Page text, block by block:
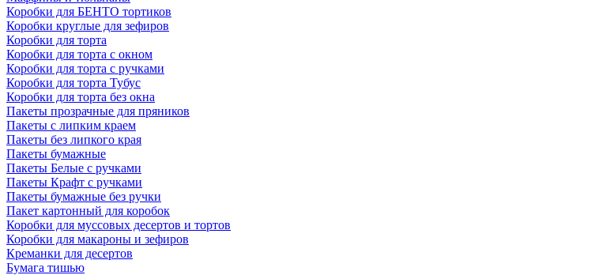
Коробки для БЕНТО тортиков
Коробки круглые для зефиров
Коробки для торта
Коробки для торта с окном
Коробки для торта с ручками
Коробки для торта Тубус
Коробки для торта без окна
Пакеты прозрачные для пряников
Пакеты с липким краем
Пакеты без липкого края
Пакеты бумажные
Пакеты Белые с ручками
Пакеты Крафт с ручками
Пакеты бумажные без ручки
Пакет картонный для коробок
Коробки для муссовых десертов и тортов
Коробки для макароны и зефиров
Креманки для десертов
Бумага тишью